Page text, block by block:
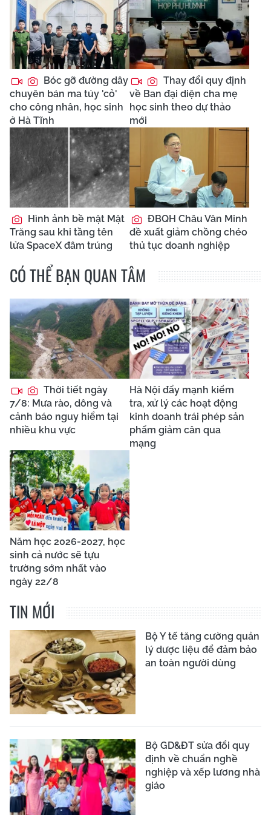
Bóc gỡ đường dây
chuyên bán ma túy 'cỏ'
cho công nhân, học sinh
ở Hà Tĩnh
Thay đổi quy định
về Ban đại diện cha mẹ
học sinh theo dự thảo
mới
Hình ảnh bề mặt Mặt
Trăng sau khi tầng tên
lửa SpaceX đâm trúng
ĐBQH Châu Văn Minh
đề xuất giảm chồng chéo
thủ tục doanh nghiệp
CÓ THỂ BẠN QUAN TÂM
Thời tiết ngày
7/8: Mưa rào, dông và
cảnh báo nguy hiểm tại
nhiều khu vực
Hà Nội đẩy mạnh kiểm
tra, xử lý các hoạt động
kinh doanh trái phép sản
phẩm giảm cân qua
mạng
Năm học 2026-2027, học
sinh cả nước sẽ tựu
trường sớm nhất vào
ngày 22/8
TIN MỚI
Bộ Y tế tăng cường quản
lý dược liệu để đảm bảo
an toàn người dùng
Bộ GD&ĐT sửa đổi quy
định về chuẩn nghề
nghiệp và xếp lương nhà
giáo